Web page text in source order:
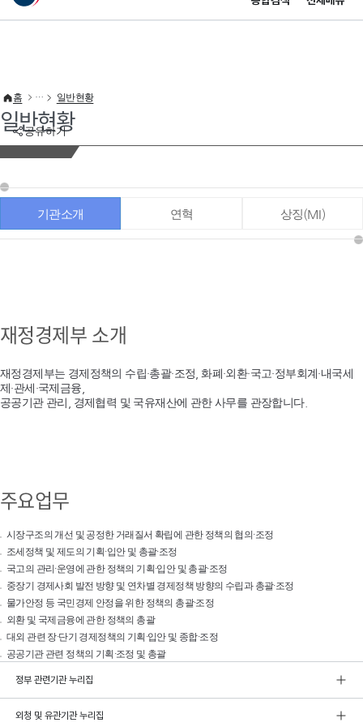
이 누리집은 대한민국 공식 전자정부 누리집입니다.
공유하기
홈 일반현황
일반현황
기관소개 연혁 상징(MI)
재정경제부 소개
재정경제부는 경제정책의 수립·총괄·조정, 화폐·외환·국고·정부회계·내국세
제·관세·국제금융,
공공기관 관리, 경제협력 및 국유재산에 관한 사무를 관장합니다.
주요업무
시장구조의 개선 및 공정한 거래질서 확립에 관한 정책의 협의·조정
조세정책 및 제도의 기획·입안 및 총괄·조정
국고의 관리·운영에 관한 정책의 기획·입안 및 총괄·조정
중장기 경제사회 발전 방향 및 연차별 경제정책 방향의 수립과 총괄·조정
물가안정 등 국민경제 안정을 위한 정책의 총괄·조정
외환 및 국제금융에 관한 정책의 총괄
대외 관련 장·단기 경제정책의 기획·입안 및 종합·조정
공공기관 관련 정책의 기획·조정 및 총괄
정부 관련기관 누리집
외청 및 유관기관 누리집